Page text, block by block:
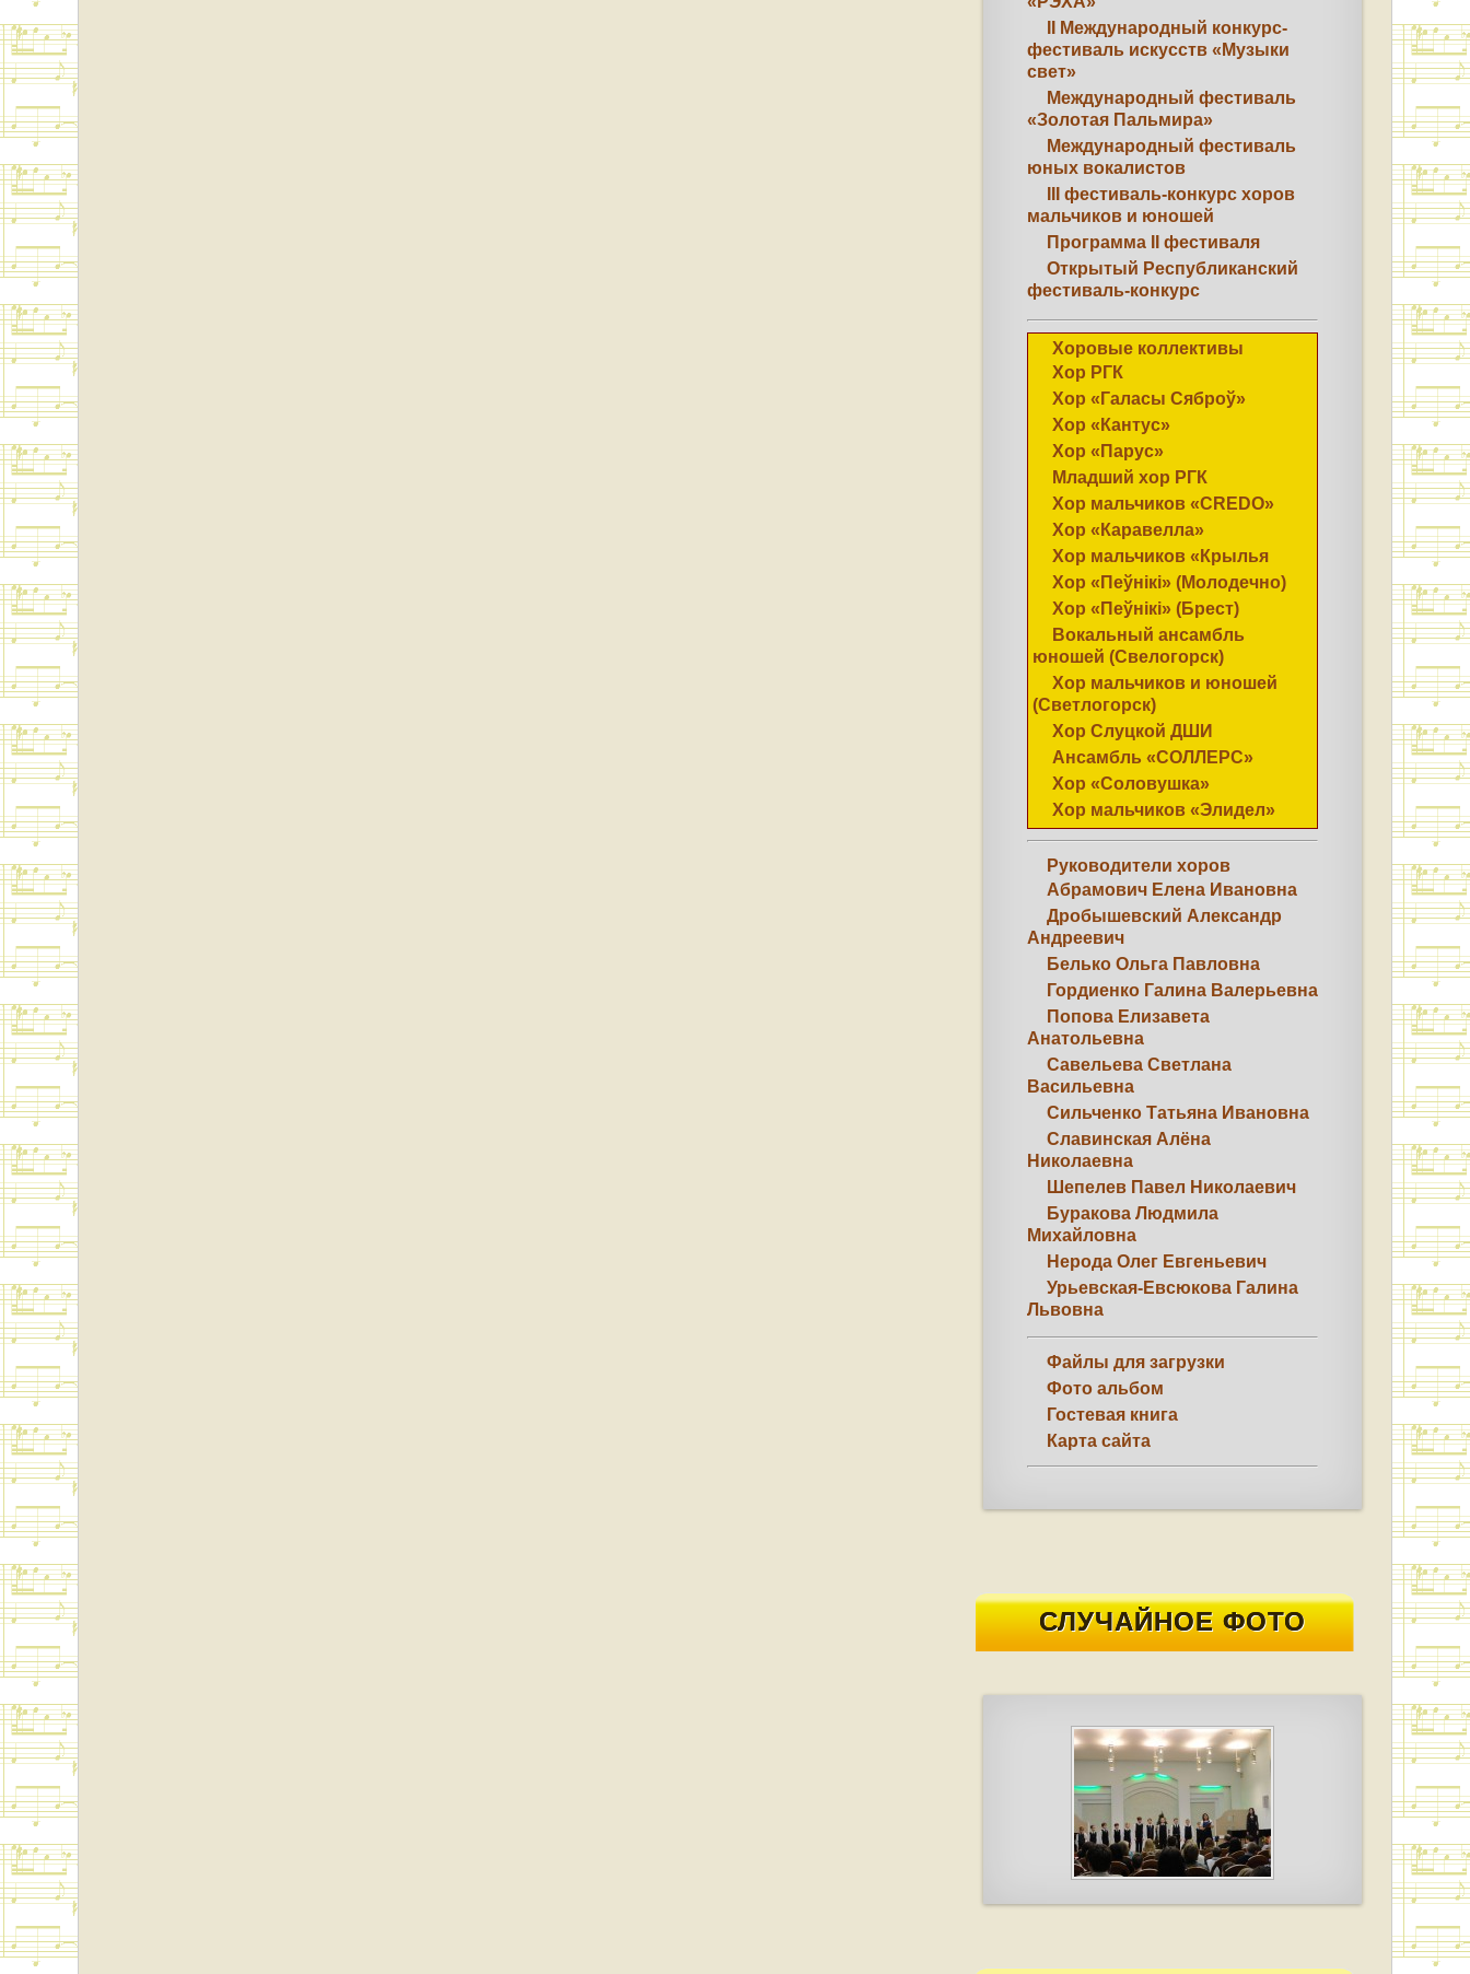
II Международный конкурс-
фестиваль искусств «Музыки
свет»
Международный фестиваль
«Золотая Пальмира»
Международный фестиваль
юных вокалистов
III фестиваль-конкурс хоров
мальчиков и юношей
Программа II фестиваля
Открытый Республиканский
фестиваль-конкурс
Хоровые коллективы
Хор РГК
Хор «Галасы Сяброў»
Хор «Кантус»
Хор «Парус»
Младший хор РГК
Хор мальчиков «CREDO»
Хор «Каравелла»
Хор мальчиков «Крылья
Хор «Пеўнікі» (Молодечно)
Хор «Пеўнікі» (Брест)
Вокальный ансамбль
юношей (Свелогорск)
Хор мальчиков и юношей
(Светлогорск)
Хор Слуцкой ДШИ
Ансамбль «СОЛЛЕРС»
Хор «Соловушка»
Хор мальчиков «Элидел»
Руководители хоров
Абрамович Елена Ивановна
Дробышевский Александр
Андреевич
Белько Ольга Павловна
Гордиенко Галина Валерьевна
Попова Елизавета
Анатольевна
Савельева Светлана
Васильевна
Сильченко Татьяна Ивановна
Славинская Алёна
Николаевна
Шепелев Павел Николаевич
Буракова Людмила
Михайловна
Нерода Олег Евгеньевич
Урьевская-Евсюкова Галина
Львовна
Файлы для загрузки
Фото альбом
Гостевая книга
Карта сайта
СЛУЧАЙНОЕ ФОТО